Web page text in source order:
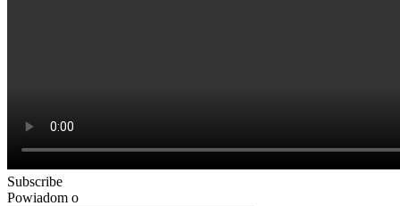
Subscribe
Powiadom o